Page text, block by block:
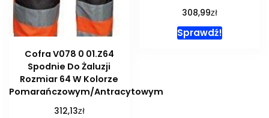
Cofra V078 0 01.Z64
Spodnie Do Żaluzji
Rozmiar 64 W Kolorze
Pomarańczowym/Antracytowym
312,13zł
308,99zł
Sprawdź!